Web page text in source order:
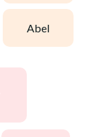
abel